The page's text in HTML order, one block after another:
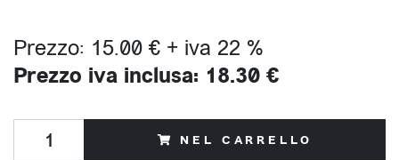
Prezzo: 15.00 € + iva 22 %
Prezzo iva inclusa: 18.30 €
NEL CARRELLO